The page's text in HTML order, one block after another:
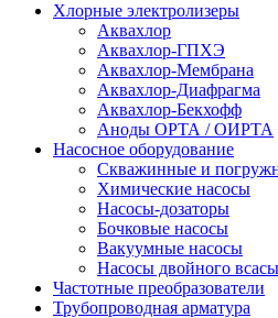
Хлорные электролизеры
Аквахлор
Аквахлор-ГПХЭ
Аквахлор-Мембрана
Аквахлор-Диафрагма
Аквахлор-Бекхофф
Аноды ОРТА / ОИРТА
Насосное оборудование
Скважинные и
Химические насосы
Насосы-дозаторы
Бочковые насосы
Вакуумные насосы
Насосы двойного
Частотные преобразователи
Трубопроводная арматура